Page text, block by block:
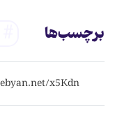
برچسب‌ها